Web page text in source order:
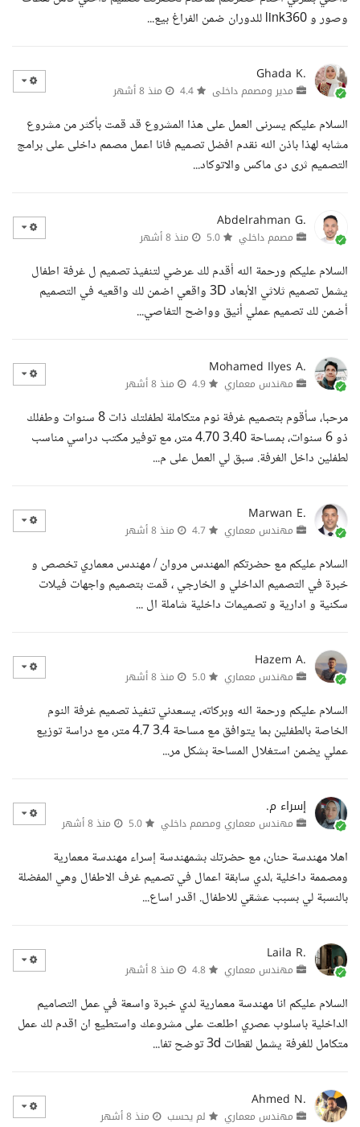
وصور و link360 للدوران ضمن الفراغ بيع...
Ghada K.
مدير ومصمم داخلى منذ 8 أشهر
السلام عليكم يسرنى العمل على هذا المشروع قد قمت بأكثر من مشروع
مشابه لهذا باذن الله نقدم افضل تصميم فانا اعمل مصمم داخلى على برامج
التصميم ثرى دى ماكس والاتوكاد...
Abdelrahman G.
مصمم داخلي منذ 8 أشهر
السلام عليكم ورحمة الله أقدم لك عرضي لتنفيذ تصميم ل غرفة اطفال
يشمل تصميم ثلاثي الأبعاد 3D واقعي اضمن لك واقعيه في التصميم
أضمن لك تصميم عملي أنيق وواضح التفاصي...
Mohamed Ilyes A.
مهندس معماري منذ 8 أشهر
مرحبا، سأقوم بتصميم غرفة نوم متكاملة لطفلتك ذات 8 سنوات وطفلك
ذو 6 سنوات، بمساحة 3.40 4.70 متر، مع توفير مكتب دراسي مناسب
لطفلين داخل الغرفة. سبق لي العمل على م...
Marwan E.
مهندس معماري منذ 8 أشهر
السلام عليكم مع حضرتكم المهندس مروان / مهندس معماري تخصص و
خبرة في التصميم الداخلي و الخارجي ، قمت بتصميم واجهات فيلات
سكنية و ادارية و تصميمات داخلية شاملة ال ...
Hazem A.
مهندس معماري منذ 8 أشهر
السلام عليكم ورحمة الله وبركاته، يسعدني تنفيذ تصميم غرفة النوم
الخاصة بالطفلين بما يتوافق مع مساحة 3.4 4.7 متر، مع دراسة توزيع
عملي يضمن استغلال المساحة بشكل مر...
إسراء م.
مهندس معماري ومصمم داخلي منذ 8 أشهر
اهلا مهندسة حنان، مع حضرتك بشمهندسة إسراء مهندسة معمارية
ومصممة داخلية ،لدي سابقة اعمال في تصميم غرف الاطفال وهي المفضلة
بالنسبة لي بسبب عشقي للاطفال. اقدر اساع...
Laila R.
مهندس معماري منذ 8 أشهر
السلام عليكم انا مهندسة معمارية لدي خبرة واسعة في عمل التصاميم
الداخلية باسلوب عصري اطلعت على مشروعك واستطيع ان اقدم لك عمل
متكامل للغرفة يشمل لقطات 3d توضح تفا...
Ahmed N.
مهندس معماري لم يحسب منذ 8 أشهر